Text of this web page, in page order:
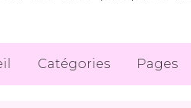
Catégories Pages